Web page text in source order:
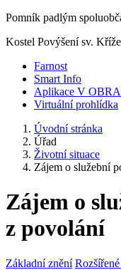
Pomník padlým
Kostel Povýšení sv. Kříže
Farnost
Smart Info
Aplikace V
Virtuální prohlídka
Úvodní stránka
Úřad
Životní situace
Zájem o služební
Zájem o
z povolání
Základní znění